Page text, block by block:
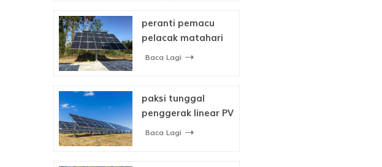
peranti pemacu
pelacak matahari
paksi dwi sistem
Baca Lagi
paksi tunggal
penggerak linear PV
sistem penjejakan
Baca Lagi